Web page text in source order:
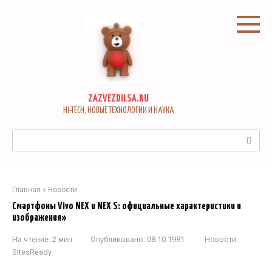
ZAZVEZDILSA.RU
HI-TECH, НОВЫЕ ТЕХНОЛОГИИ И НАУКА
Главная » Новости
Смартфоны Vivo NEX и NEX S: официальные характеристики и
изображения»
На чтение: 2 мин Опубликовано: 08.10.1981
Новости
SitesReady